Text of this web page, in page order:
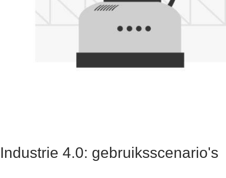
Industrie 4.0: gebruiksscenario's